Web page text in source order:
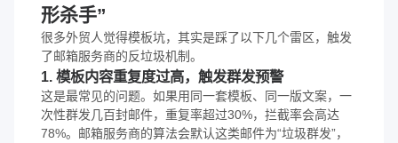
形杀手”
很多外贸人觉得模板坑，其实是踩了以下几个雷区，触发
了邮箱服务商的反垃圾机制。
1. 模板内容重复度过高，触发群发预警
这是最常见的问题。如果用同一套模板、同一版文案，一
次性群发几百封邮件，重复率超过30%，拦截率会高达
78%。邮箱服务商的算法会默认这类邮件为“垃圾群发”，